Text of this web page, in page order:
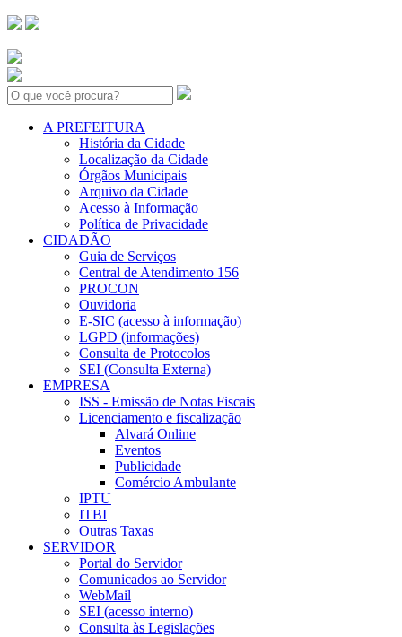
Search:
A PREFEITURA
História da Cidade
Localização da Cidade
Órgãos Municipais
Arquivo da Cidade
Acesso à Informação
Política de Privacidade
CIDADÃO
Guia de Serviços
Central de Atendimento 156
PROCON
Ouvidoria
E-SIC (acesso à informação)
LGPD (informações)
Consulta de Protocolos
SEI (Consulta Externa)
EMPRESA
ISS - Emissão de Notas Fiscais
Licenciamento e fiscalização
Alvará Online
Eventos
Publicidade
Comércio Ambulante
IPTU
ITBI
Outras Taxas
SERVIDOR
Portal do Servidor
Comunicados ao Servidor
WebMail
SEI (acesso interno)
Consulta às Legislações